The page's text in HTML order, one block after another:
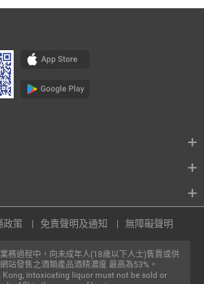
務過程中，向未成年人(18歲以下人士)售賣或供
站發售之酒類產品酒精濃度 最高為53%。
Kong, intoxicating liquor must not be sold or
政策 免責聲明及通知 無障礙聲明